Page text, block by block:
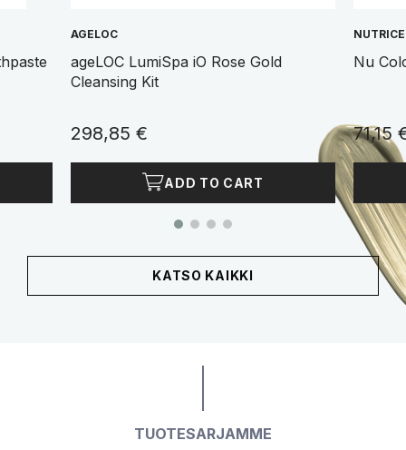
AGELOC
ageLOC LumiSpa iO Rose Gold
Cleansing Kit
298,85 €
ADD TO CART
Nu
71,15
KATSO KAIKKI
TUOTESARJAMME